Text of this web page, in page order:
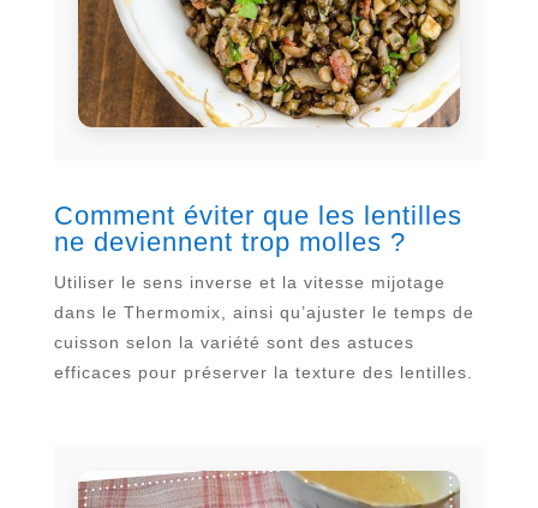
Comment éviter que les lentilles
ne deviennent trop molles ?
Utiliser le sens inverse et la vitesse mijotage
dans le Thermomix, ainsi qu’ajuster le temps de
cuisson selon la variété sont des astuces
efficaces pour préserver la texture des lentilles.